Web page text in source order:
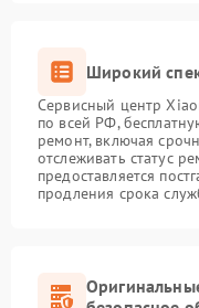
Широкий
Сервисный центр
по всей РФ,
ремонт, включая
отслеживать статус
предоставляется
продления срока